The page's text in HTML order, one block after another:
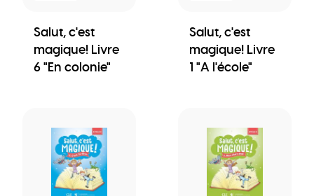
Salut, c'est
magique! Livre
6 "En colonie"
Salut, c'est
magique! Livre
1 "A l'école"